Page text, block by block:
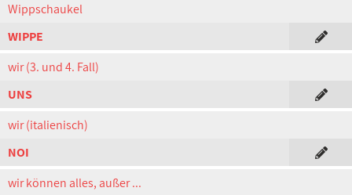
Wippschaukel
WIPPE
wir (3. und 4. Fall)
UNS
wir (italienisch)
NOI
wir können alles, außer ...